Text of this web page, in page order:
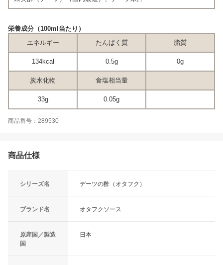
栄養成分（100ml当たり）
エネルギー
たんぱく質 脂質
134kcal 0.5g 0g
炭水化物 食塩相当量
33g 0.05g
商品番号：289530
商品仕様
シリーズ名 デーツの酢（オタフク）
ブランド名 オタフクソース
原産国／製造
国
日本